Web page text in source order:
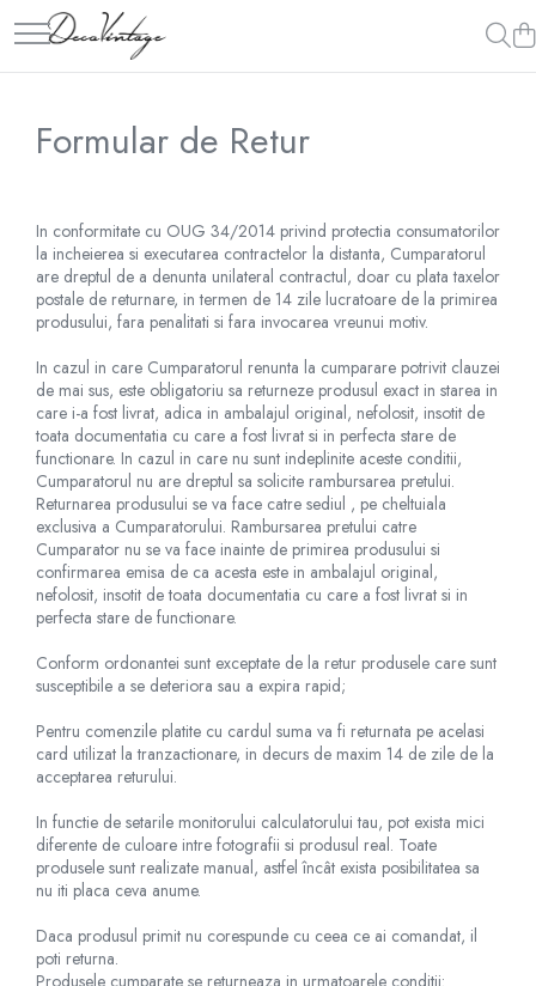
Formular de Retur
In conformitate cu OUG 34/2014 privind protectia consumatorilor
la incheierea si executarea contractelor la distanta, Cumparatorul
are dreptul de a denunta unilateral contractul, doar cu plata taxelor
postale de returnare, in termen de 14 zile lucratoare de la primirea
produsului, fara penalitati si fara invocarea vreunui motiv.
In cazul in care Cumparatorul renunta la cumparare potrivit clauzei
de mai sus, este obligatoriu sa returneze produsul exact in starea in
care i-a fost livrat, adica in ambalajul original, nefolosit, insotit de
toata documentatia cu care a fost livrat si in perfecta stare de
functionare. In cazul in care nu sunt indeplinite aceste conditii,
Cumparatorul nu are dreptul sa solicite rambursarea pretului.
Returnarea produsului se va face catre sediul , pe cheltuiala
exclusiva a Cumparatorului. Rambursarea pretului catre
Cumparator nu se va face inainte de primirea produsului si
confirmarea emisa de ca acesta este in ambalajul original,
nefolosit, insotit de toata documentatia cu care a fost livrat si in
perfecta stare de functionare.
Conform ordonantei sunt exceptate de la retur produsele care sunt
susceptibile a se deteriora sau a expira rapid;
Pentru comenzile platite cu cardul suma va fi returnata pe acelasi
card utilizat la tranzactionare, in decurs de maxim 14 de zile de la
acceptarea returului.
In functie de setarile monitorului calculatorului tau, pot exista mici
diferente de culoare intre fotografii si produsul real. Toate
produsele sunt realizate manual, astfel încât exista posibilitatea sa
nu iti placa ceva anume.
Daca produsul primit nu corespunde cu ceea ce ai comandat, il
poti returna.
Produsele cumparate se returneaza in urmatoarele conditii: